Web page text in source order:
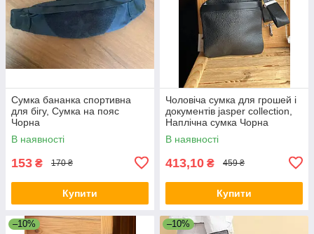
Сумка бананка спортивна
для бігу, Сумка на пояс
Чорна
В наявності
153 ₴ 170 ₴
Купити
Чоловіча сумка для грошей і
документів jasper collection,
Наплічна сумка Чорна
В наявності
413,10 ₴ 459 ₴
Купити
–10% –10%